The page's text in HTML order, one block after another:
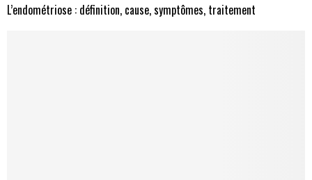
L’endométriose : définition, cause, symptômes, traitement